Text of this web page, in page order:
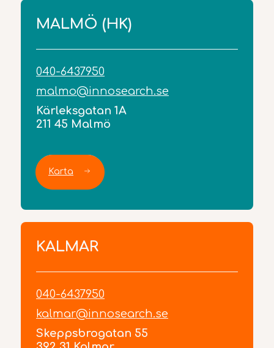
MALMÖ (HK)
040-6437950
malmo@innosearch.se
Kärleksgatan 1A
211 45 Malmö
Karta
KALMAR
040-6437950
kalmar@innosearch.se
Skeppsbrogatan 55